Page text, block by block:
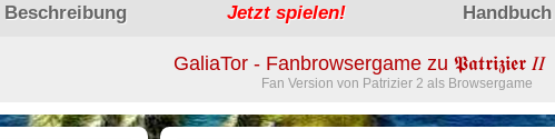
Beschreibung Jetztspielen! Handbuch
GaliaTor - Fanbrowsergame zu 𝕻𝖆𝖙𝖗𝖎𝖟𝖎𝖊𝖗 𝐼𝐼
Fan Version von Patrizier 2 als Browsergame